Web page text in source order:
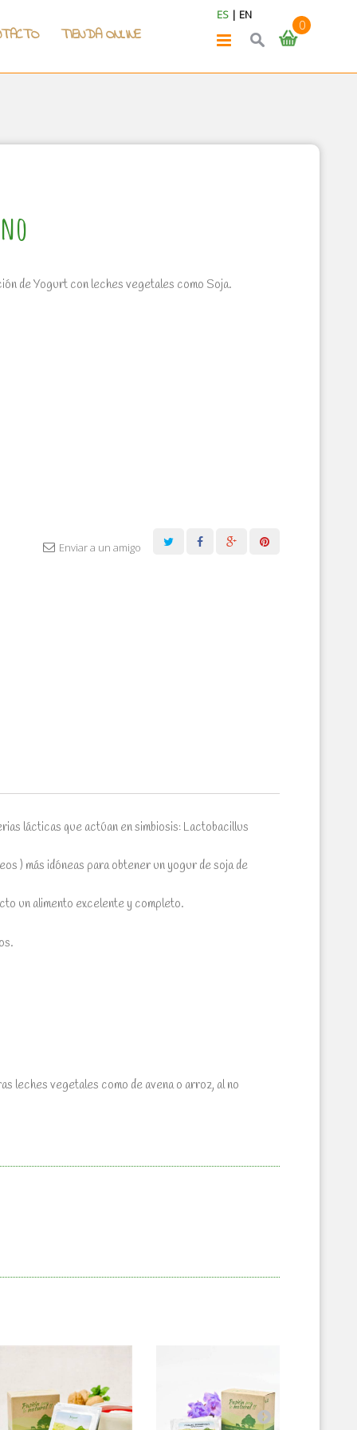
0
TIENDA ONLINE
ES | EN
de Yogurt con leches vegetales como Soja.
Enviar a un amigo
lácticas que actúan en simbiosis: Lactobacillus
) más idóneas para obtener un yogur de soja de
un alimento excelente y completo.
leches vegetales como de avena o arroz, al no